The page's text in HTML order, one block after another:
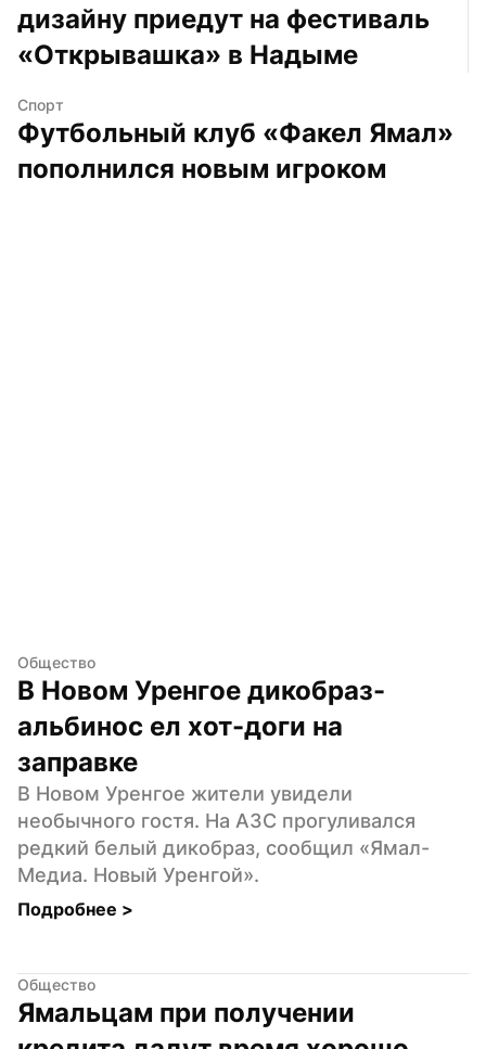
дизайну приедут на фестиваль
«‎Открывашка» в Надыме
Спорт
Футбольный клуб «Факел Ямал»
пополнился новым игроком
Общество
В Новом Уренгое дикобраз-
альбинос ел хот-доги на
заправке
В Новом Уренгое жители увидели
необычного гостя. На АЗС прогуливался
редкий белый дикобраз, сообщил «Ямал-
Медиа. Новый Уренгой».
Подробнее >
Общество
Ямальцам при получении